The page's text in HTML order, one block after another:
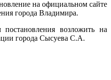
на официальном сайте
города Владимира.
возложить на
города Сысуева С.А.